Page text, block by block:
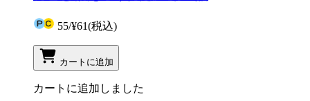
55/¥61(税込)
カートに追加
カートに追加しました